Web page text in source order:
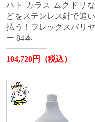
ハト カラス ムクドリな
どをステンレス針で追い
払う！フレックスバリヤ
ー 84本
104,720円（税込）